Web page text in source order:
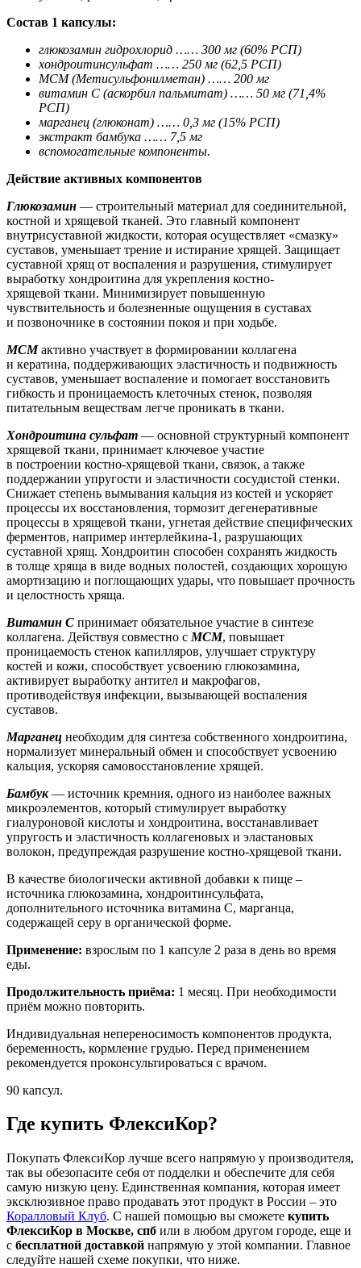
Состав 1 капсулы:
глюкозамин гидрохлорид …… 300 мг (60% РСП)
хондроитинсульфат …… 250 мг (62,5 РСП)
МСМ (Метисульфонилметан) …… 200 мг
витамин С (аскорбил пальмитат) …… 50 мг (71,4%
РСП)
марганец (глюконат) …… 0,3 мг (15% РСП)
экстракт бамбука …… 7,5 мг
вспомогательные компоненты.
Действие активных компонентов
Глюкозамин — строительный материал для соединительной,
костной и хрящевой тканей. Это главный компонент
внутрисуставной жидкости, которая осуществляет «смазку»
суставов, уменьшает трение и истирание хрящей. Защищает
суставной хрящ от воспаления и разрушения, стимулирует
выработку хондроитина для укрепления костно-
хрящевой ткани. Минимизирует повышенную
чувствительность и болезненные ощущения в суставах
и позвоночнике в состоянии покоя и при ходьбе.
МСМактивно участвует в формировании коллагена
и кератина, поддерживающих эластичность и подвижность
суставов, уменьшает воспаление и помогает восстановить
гибкость и проницаемость клеточных стенок, позволяя
питательным веществам легче проникать в ткани.
Хондроитина сульфат — основной структурный компонент
хрящевой ткани, принимает ключевое участие
в построении костно-хрящевой ткани, связок, а также
поддержании упругости и эластичности сосудистой стенки.
Снижает степень вымывания кальция из костей и ускоряет
процессы их восстановления, тормозит дегенеративные
процессы в хрящевой ткани, угнетая действие специфических
ферментов, например интерлейкина-1, разрушающих
суставной хрящ. Хондроитин способен сохранять жидкость
в толще хряща в виде водных полостей, создающих хорошую
амортизацию и поглощающих удары, что повышает прочность
и целостность хряща.
Витамин С принимает обязательное участие в синтезе
коллагена. Действуя совместно с МСМ, повышает
проницаемость стенок капилляров, улучшает структуру
костей и кожи, способствует усвоению глюкозамина,
активирует выработку антител и макрофагов,
противодействуя инфекции, вызывающей воспаления
суставов.
Марганец необходим для синтеза собственного хондроитина,
нормализует минеральный обмен и способствует усвоению
кальция, ускоряя самовосстановление хрящей.
Бамбук— источник кремния, одного из наиболее важных
микроэлементов, который стимулирует выработку
гиалуроновой кислоты и хондроитина, восстанавливает
упругость и эластичность коллагеновых и эластановых
волокон, предупреждая разрушение костно-хрящевой ткани.
В качестве биологически активной добавки к пище –
источника глюкозамина, хондроитинсульфата,
дополнительного источника витамина С, марганца,
содержащей серу в органической форме.
Применение: взрослым по 1 капсуле 2 раза в день во время
еды.
Продолжительность приёма: 1 месяц. При необходимости
приём можно повторить.
Индивидуальная непереносимость компонентов продукта,
беременность, кормление грудью. Перед применением
рекомендуется проконсультироваться с врачом.
90 капсул.
Где купить ФлексиКор?
Покупать ФлексиКор лучше всего напрямую у производителя,
так вы обезопасите себя от подделки и обеспечите для себя
самую низкую цену. Единственная компания, которая имеет
эксклюзивное право продавать этот продукт в России – это
Коралловый Клуб. С нашей помощью вы сможете купить
ФлексиКор в Москве, спб или в любом другом городе, еще и
с бесплатной доставкой напрямую у этой компании. Главное
следуйте нашей схеме покупки, что ниже.